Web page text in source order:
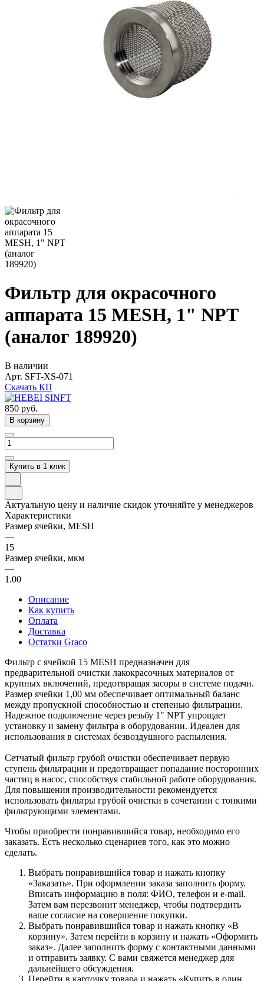
Фильтр для окрасочного
аппарата 15 MESH, 1" NPT
(аналог 189920)
В наличии
Арт. SFT-XS-071
Скачать КП
850 руб.
В корзину
Купить в 1 клик
Актуальную цену и наличие скидок уточняйте у менеджеров
Характеристики
Размер ячейки, MESH
—
15
Размер ячейки, мкм
—
1.00
Описание
Как купить
Оплата
Доставка
Остатки Graco
Фильтр с ячейкой 15 MESH предназначен для
предварительной очистки лакокрасочных материалов от
крупных включений, предотвращая засоры в системе подачи.
Размер ячейки 1,00 мм обеспечивает оптимальный баланс
между пропускной способностью и степенью фильтрации.
Надежное подключение через резьбу 1" NPT упрощает
установку и замену фильтра в оборудовании. Идеален для
использования в системах безвоздушного распыления.
Сетчатый фильтр грубой очистки обеспечивает первую
ступень фильтрации и предотвращает попадание посторонних
частиц в насос, способствуя стабильной работе оборудования.
Для повышения производительности рекомендуется
использовать фильтры грубой очистки в сочетании с тонкими
фильтрующими элементами.
Чтобы приобрести понравившийся товар, необходимо его
заказать. Есть несколько сценариев того, как это можно
сделать.
Выбрать понравившийся товар и нажать кнопку
«Заказать». При оформлении заказа заполнить форму.
Вписать информацию в поля: ФИО, телефон и e-mail.
Затем вам перезвонит менеджер, чтобы подтвердить
ваше согласие на совершение покупки.
Выбрать понравившийся товар и нажать кнопку «В
корзину». Затем перейти в корзину и нажать «Оформить
заказ». Далее заполнить форму с контактными данными
и отправить заявку. С вами свяжется менеджер для
дальнейшего обсуждения.
Перейти в карточку товара и нажать «Купить в один